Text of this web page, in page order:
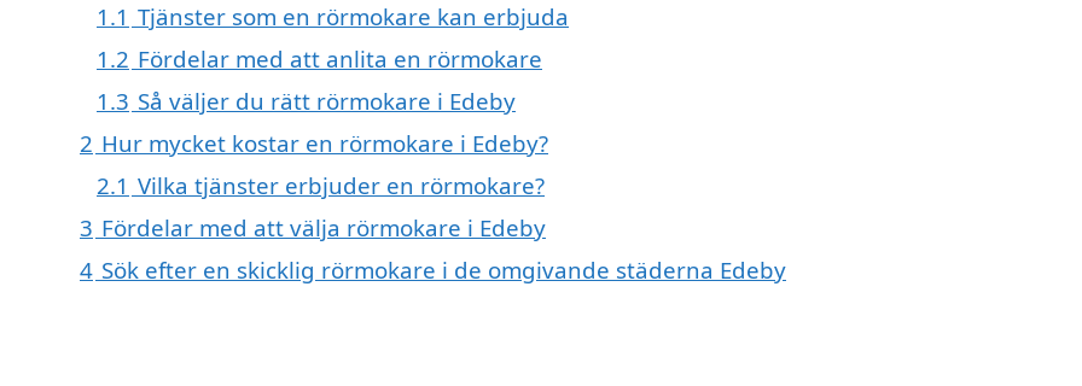
1.1 Tjänster som en rörmokare kan erbjuda
1.2 Fördelar med att anlita en rörmokare
1.3 Så väljer du rätt rörmokare i Edeby
2 Hur mycket kostar en rörmokare i Edeby?
2.1 Vilka tjänster erbjuder en rörmokare?
3 Fördelar med att välja rörmokare i Edeby
4 Sök efter en skicklig rörmokare i de omgivande städerna Edeby